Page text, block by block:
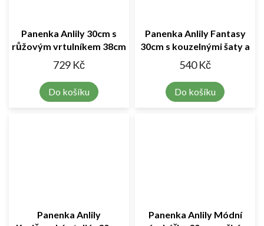
Panenka Anlily 30cm s
růžovým vrtulníkem 38cm
729 Kč
Do košíku
Panenka Anlily Fantasy
30cm s kouzelnými šaty a
doplňky
540 Kč
Do košíku
Panenka Anlily
Panenka Anlily Módní